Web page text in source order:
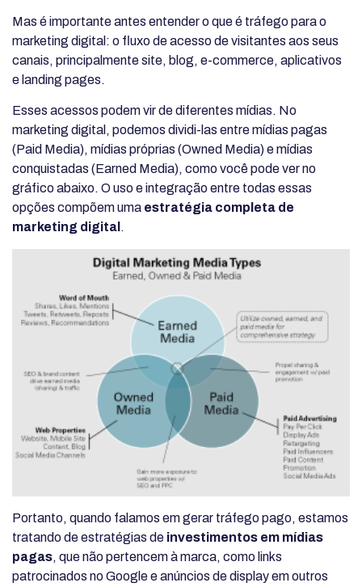
Mas é importante antes entender o que é tráfego para o
marketing digital: o fluxo de acesso de visitantes aos seus
canais, principalmente site, blog, e-commerce, aplicativos
e landing pages.
Esses acessos podem vir de diferentes mídias. No
marketing digital, podemos dividi-las entre mídias pagas
(Paid Media), mídias próprias (Owned Media) e mídias
conquistadas (Earned Media), como você pode ver no
gráfico abaixo. O uso e integração entre todas essas
opções compõem uma estratégia completa de
marketing digital .
Portanto, quando falamos em gerar tráfego pago, estamos
tratando de estratégias de investimentos em mídias
pagas, que não pertencem à marca, como links
patrocinados no Google e anúncios de display em outros